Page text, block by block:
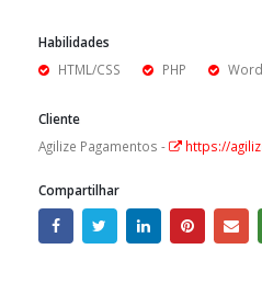
Habilidades
HTML/CSS
PHP
Cliente
Agilize Pagamentos -
https://
Compartilhar